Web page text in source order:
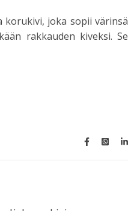
korukivi, joka sopii värinsä
rakkauden kiveksi. Se